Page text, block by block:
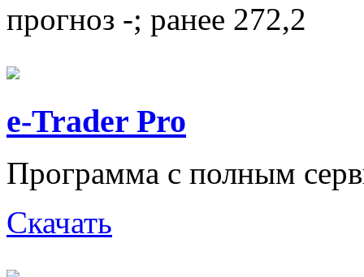
прогноз -; ранее 272,2
e-Trader Pro
Программа с полным
Скачать